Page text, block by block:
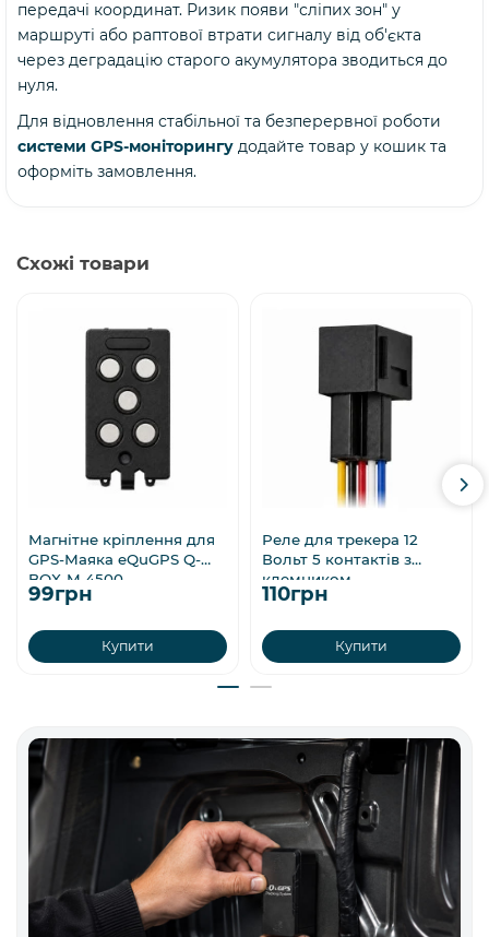
передачі координат. Ризик появи "сліпих зон" у
маршруті або раптової втрати сигналу від об'єкта
через деградацію старого акумулятора зводиться до
нуля.
Для відновлення стабільної та безперервної роботи
системи GPS-моніторингу додайте товар у кошик та
оформіть замовлення.
Схожі товари
Магнітне кріплення для
GPS-Маяка eQuGPS Q-
BOX-M 4500
99грн
Купити
Реле для трекера 12
Вольт 5 контактів з
клемником
110грн
Купити